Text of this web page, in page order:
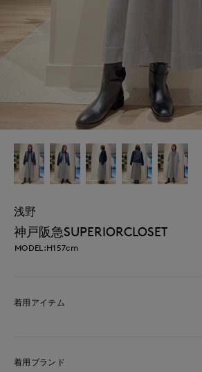
浅野
神戸阪急SUPERIORCLOSET
MODEL:H157cm
着用アイテム
着用ブランド